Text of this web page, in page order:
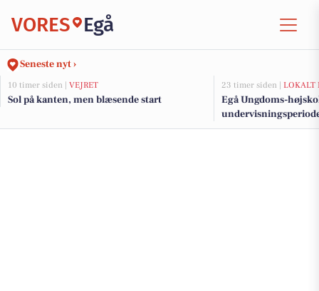
VORES Egå
Seneste nyt ›
10 timer siden | VEJRET
Sol på kanten, men blæsende start
23 timer siden | LOKALT
Egå Ungdoms-